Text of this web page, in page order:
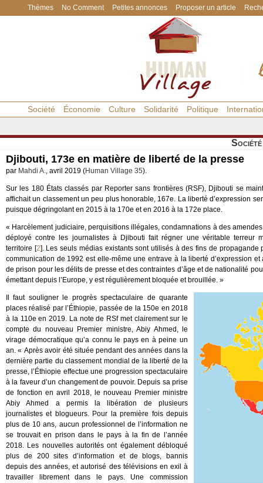
Thèmes No Comment Petites annonces Proposer un article
Société Économie Culture Solidarité Politique
Société
Djibouti, 173e en matière de liberté de la presse
par Mahdi A., avril 2019 (Human Village 35).
Sur les 180 États classés par Reporter sans frontières (RSF), Djibouti se
affichait un classement un peu plus honorable, 167e. La liberté d’expression
puisque dégringolant en 2015 à la 170e et en 2016 à la 172e place.
« Harcèlement judiciaire, perquisitions illégales, condamnations à des
déployé contre les journalistes à Djibouti fait régner une véritable terreur
territoire [2]. Les seuls médias existants sont utilisés à des fins de
communication de 1992 est elle-même une entrave à la liberté d’expression
de prison pour les délits de presse et des contraintes d’âge et de nationalité
émettant depuis l’Europe, y est régulièrement bloquée et brouillée. »
Il faut souligner le progrès spectaculaire de quarante
places réalisé par l’Éthiopie, passée de la 150e en 2018
à la 110e en 2019. La note de RSf met clairement sur le
compte du nouveau Premier ministre, Abiy Ahmed, le
virage démocratique qu’a connu le pays en à peine un
an. « Après avoir été située pendant des années dans la
dernière partie du classement mondial de la liberté de la
presse, l’Éthiopie effectue une progression spectaculaire
à la faveur d’un changement de pouvoir. Depuis sa prise
de fonction en avril 2018, le nouveau Premier ministre
Abiy Ahmed a permis la libération de plusieurs
journalistes et blogueurs. Pour la première fois depuis
plus de 10 ans, aucun professionnel de l’information ne
se trouvait en prison dans le pays à la fin de l’année
2018. Les nouvelles autorités ont également débloqué
plus de 200 sites d’information et de blogs, bannis
depuis des années, et autorisé des télévisions en exil à
travailler librement dans le pays. Une commission